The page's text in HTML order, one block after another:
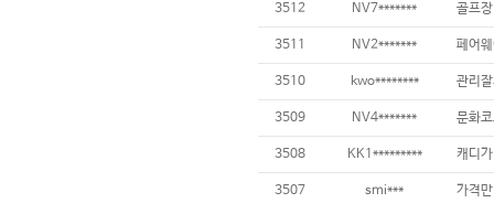
3512 NV7*******
3511 NV2*******
3510 kwo********
3509 NV4*******
3508 KK1*********
3507 smi*** 가격